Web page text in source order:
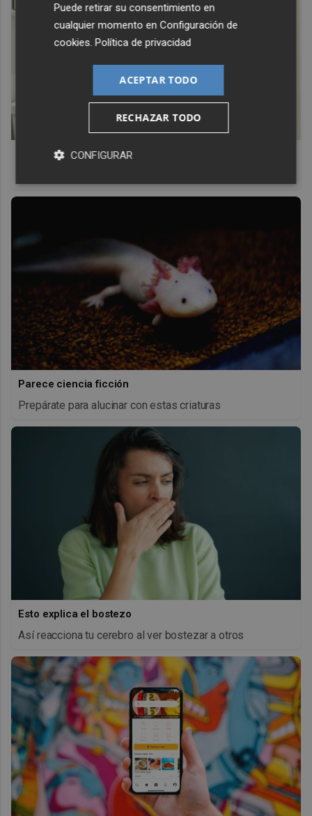
Adiós a la cal del baño
Parece ciencia ficción
Prepárate para alucinar con estas criaturas
Esto explica el bostezo
Así reacciona tu cerebro al ver bostezar a otros
Puede retirar su consentimiento en
cualquier momento enConfiguración de
cookies .Política de privacidad
ACEPTAR TODO
RECHAZAR TODO
CONFIGURAR